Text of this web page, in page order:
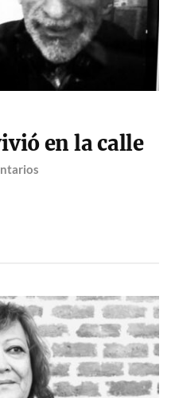
en la calle